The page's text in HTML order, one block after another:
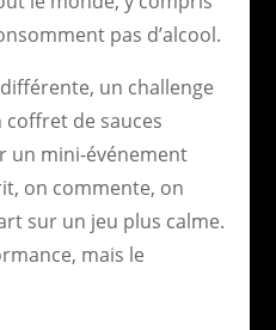
pas d’alcool.
un challenge
de sauces
un mini-événement
on commente, on
sur un jeu plus calme.
mais le